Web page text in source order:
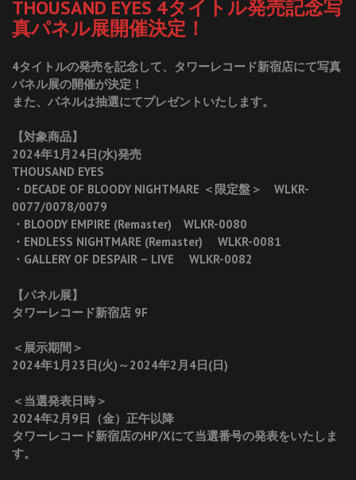
THOUSAND EYES 4タイトル発売記念写
真パネル展開催決定！
4タイトルの発売を記念して、タワーレコード新宿店にて写真
パネル展の開催が決定！
また、パネルは抽選にてプレゼントいたします。
【対象商品】
2024年1月24日(水)発売
THOUSAND EYES
・DECADE OF BLOODY NIGHTMARE ＜限定盤＞ WLKR-
0077/0078/0079
・BLOODY EMPIRE (Remaster) WLKR-0080
・ENDLESS NIGHTMARE (Remaster) WLKR-0081
・GALLERY OF DESPAIR – LIVE WLKR-0082
【パネル展】
タワーレコード新宿店 9F
＜展示期間＞
2024年1月23日(火)～2024年2月4日(日)
＜当選発表日時＞
2024年2月9日（金）正午以降
タワーレコード新宿店のHP/Xにて当選番号の発表をいたしま
す。